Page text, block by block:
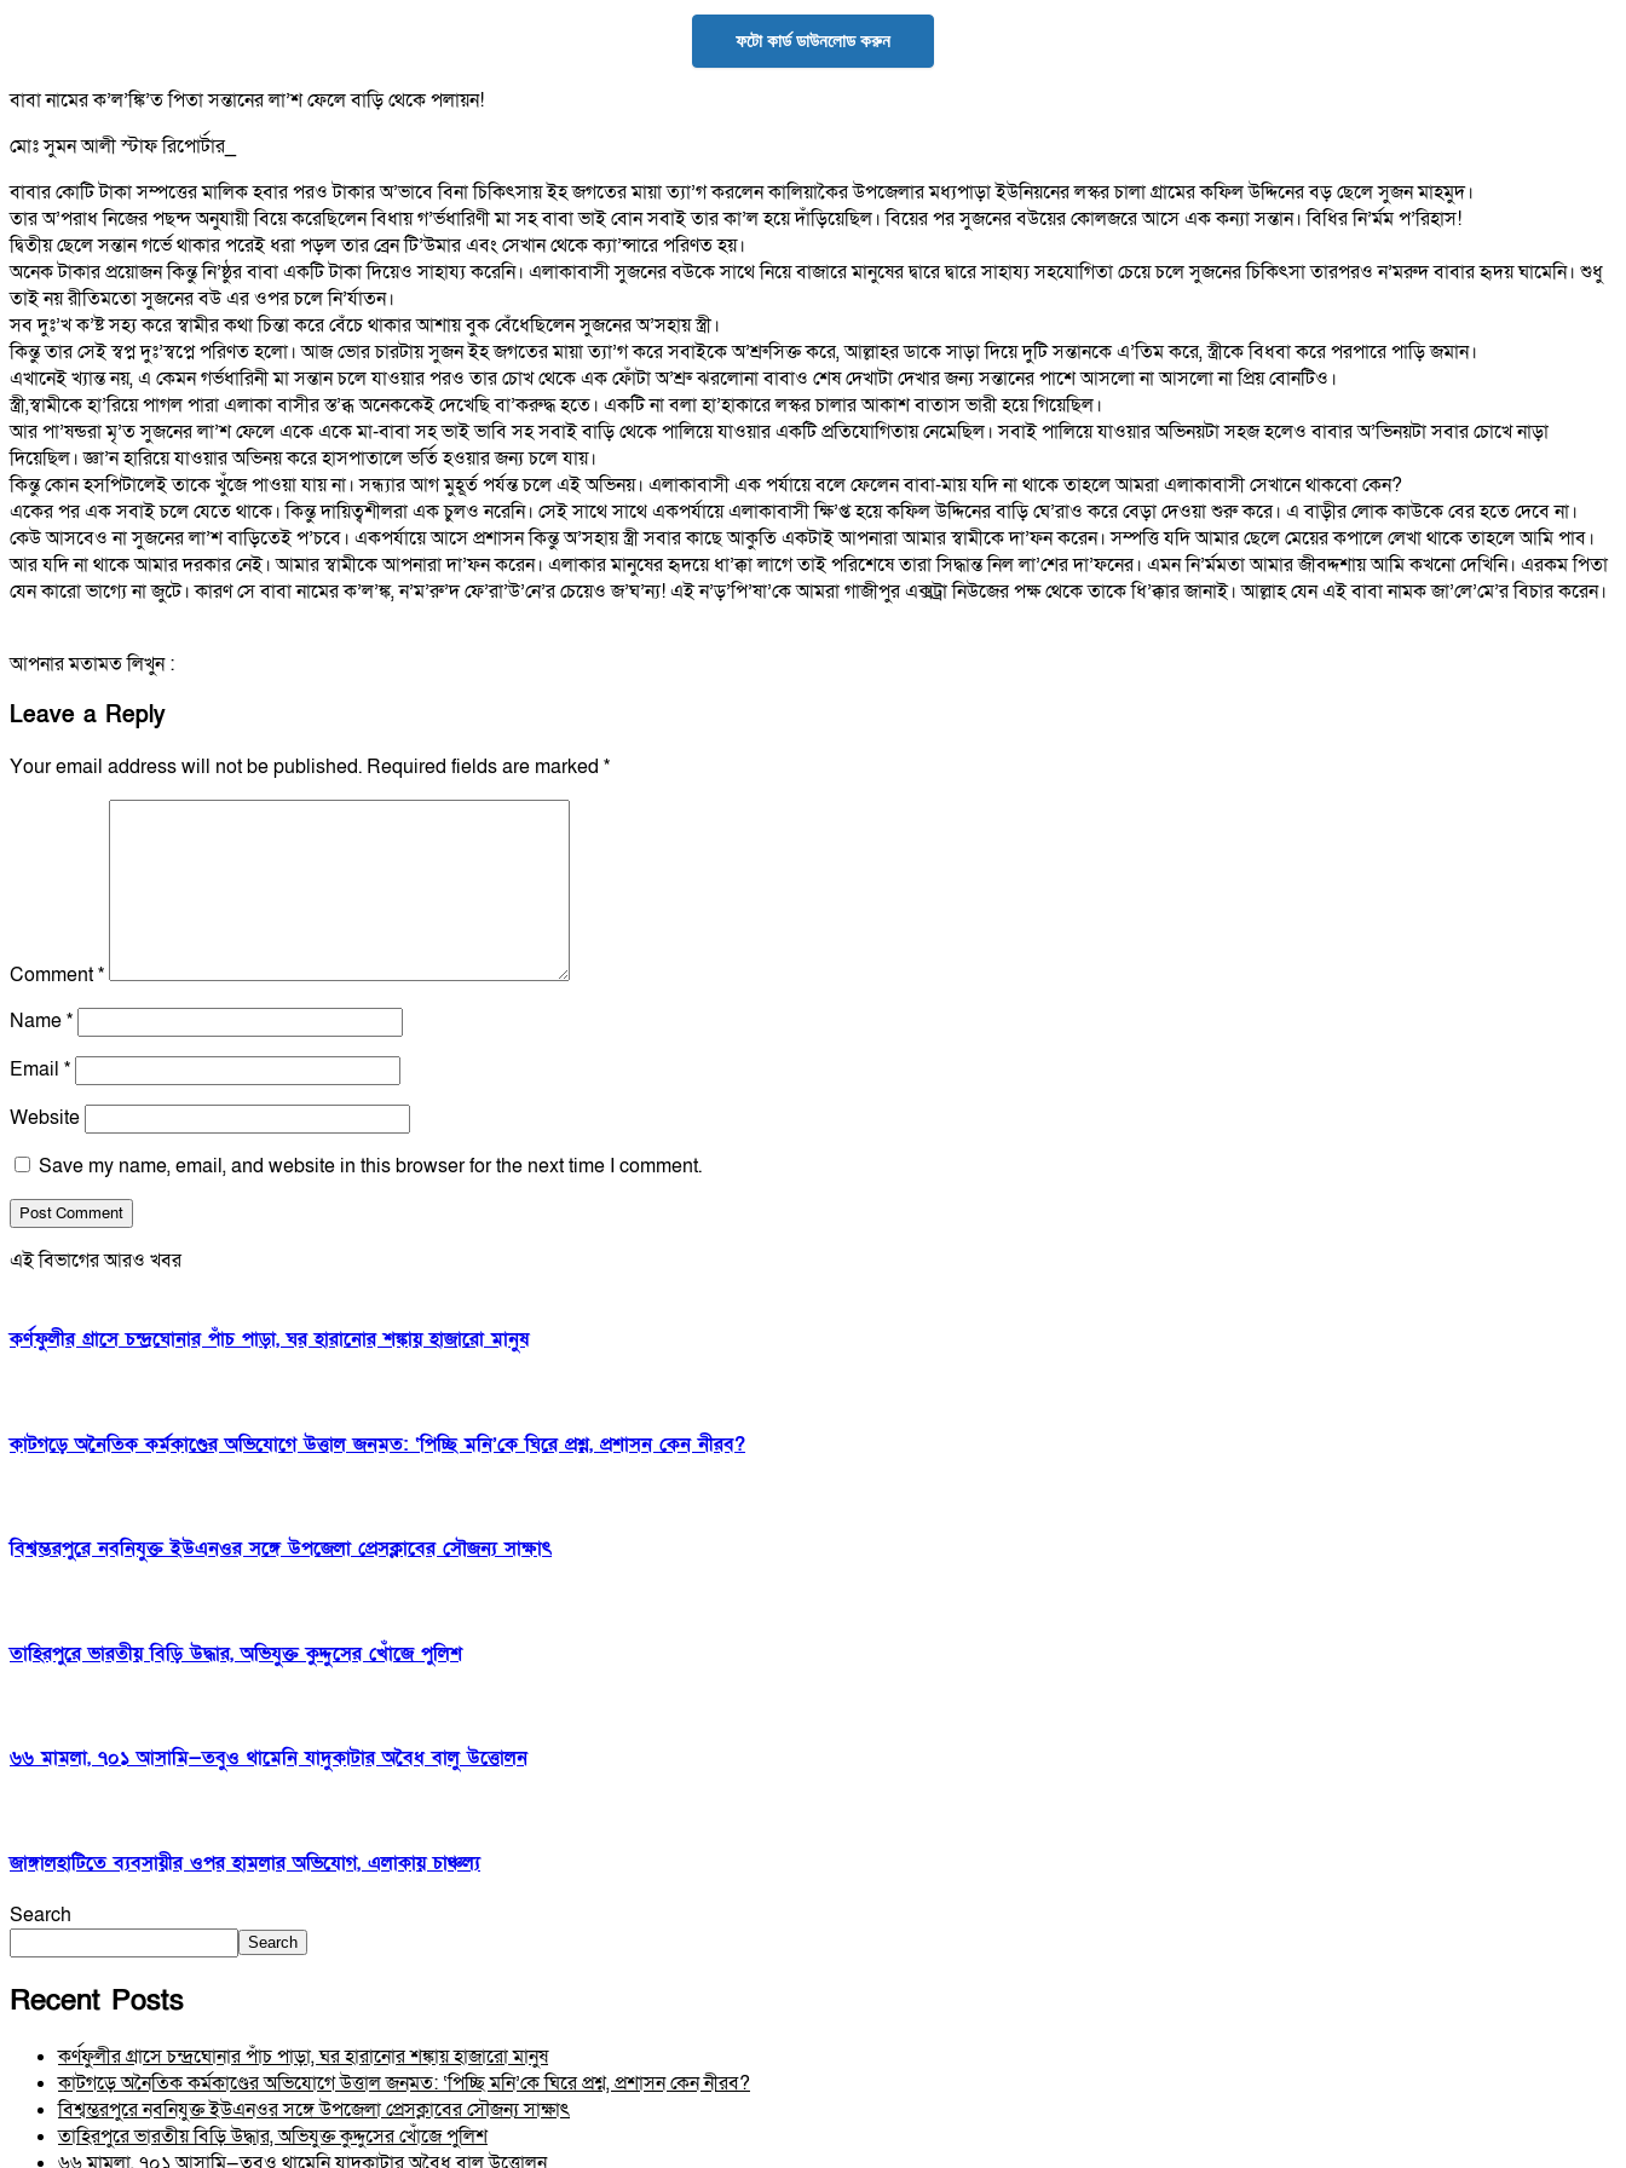
ফটো কার্ড ডাউনলোড করুন
বাবা নামের ক’ল’ঙ্কি’ত পিতা সন্তানের লা’শ ফেলে বাড়ি থেকে পলায়ন!
মোঃ সুমন আলী স্টাফ রিপোর্টার_
বাবার কোটি টাকা সম্পত্তের মালিক হবার পরও টাকার অ’ভাবে বিনা চিকিৎসায় ইহ জগতের মায়া ত্যা’গ করলেন কালিয়াকৈর উপজেলার মধ্যপাড়া ইউনিয়নের লস্কর চালা গ্রামের কফিল উদ্দিনের বড় ছেলে সুজন মাহমুদ।
তার অ’পরাধ নিজের পছন্দ অনুযায়ী বিয়ে করেছিলেন বিধায় গ’র্ভধারিণী মা সহ বাবা ভাই বোন সবাই তার কা’ল হয়ে দাঁড়িয়েছিল। বিয়ের পর সুজনের বউয়ের কোলজরে আসে এক কন্যা সন্তান। বিধির নি’র্মম প’রিহাস!
দ্বিতীয় ছেলে সন্তান গর্ভে থাকার পরেই ধরা পড়ল তার ব্রেন টি’উমার এবং সেখান থেকে ক্যা’ন্সারে পরিণত হয়।
অনেক টাকার প্রয়োজন কিন্তু নি’ষ্ঠুর বাবা একটি টাকা দিয়েও সাহায্য করেনি। এলাকাবাসী সুজনের বউকে সাথে নিয়ে বাজারে মানুষের দ্বারে দ্বারে সাহায্য সহযোগিতা চেয়ে চলে সুজনের চিকিৎসা তারপরও ন’মরুদ বাবার হৃদয় ঘামেনি। শুধু
তাই নয় রীতিমতো সুজনের বউ এর ওপর চলে নি’র্যাতন।
সব দুঃ’খ ক’ষ্ট সহ্য করে স্বামীর কথা চিন্তা করে বেঁচে থাকার আশায় বুক বেঁধেছিলেন সুজনের অ’সহায় স্ত্রী।
কিন্তু তার সেই স্বপ্ন দুঃ’স্বপ্নে পরিণত হলো। আজ ভোর চারটায় সুজন ইহ জগতের মায়া ত্যা’গ করে সবাইকে অ’শ্রুসিক্ত করে, আল্লাহর ডাকে সাড়া দিয়ে দুটি সন্তানকে এ’তিম করে, স্ত্রীকে বিধবা করে পরপারে পাড়ি জমান।
এখানেই খ্যান্ত নয়, এ কেমন গর্ভধারিনী মা সন্তান চলে যাওয়ার পরও তার চোখ থেকে এক ফোঁটা অ’শ্রু ঝরলোনা বাবাও শেষ দেখাটা দেখার জন্য সন্তানের পাশে আসলো না আসলো না প্রিয় বোনটিও।
স্ত্রী,স্বামীকে হা’রিয়ে পাগল পারা এলাকা বাসীর স্ত’ব্ধ অনেককেই দেখেছি বা’করুদ্ধ হতে। একটি না বলা হা’হাকারে লস্কর চালার আকাশ বাতাস ভারী হয়ে গিয়েছিল।
আর পা’ষন্ডরা মৃ’ত সুজনের লা’শ ফেলে একে একে মা-বাবা সহ ভাই ভাবি সহ সবাই বাড়ি থেকে পালিয়ে যাওয়ার একটি প্রতিযোগিতায় নেমেছিল। সবাই পালিয়ে যাওয়ার অভিনয়টা সহজ হলেও বাবার অ’ভিনয়টা সবার চোখে নাড়া
দিয়েছিল। জ্ঞা’ন হারিয়ে যাওয়ার অভিনয় করে হাসপাতালে ভর্তি হওয়ার জন্য চলে যায়।
কিন্তু কোন হসপিটালেই তাকে খুঁজে পাওয়া যায় না। সন্ধ্যার আগ মুহূর্ত পর্যন্ত চলে এই অভিনয়। এলাকাবাসী এক পর্যায়ে বলে ফেলেন বাবা-মায় যদি না থাকে তাহলে আমরা এলাকাবাসী সেখানে থাকবো কেন?
একের পর এক সবাই চলে যেতে থাকে। কিন্তু দায়িত্বশীলরা এক চুলও নরেনি। সেই সাথে সাথে একপর্যায়ে এলাকাবাসী ক্ষি’প্ত হয়ে কফিল উদ্দিনের বাড়ি ঘে’রাও করে বেড়া দেওয়া শুরু করে। এ বাড়ীর লোক কাউকে বের হতে দেবে না।
কেউ আসবেও না সুজনের লা’শ বাড়িতেই প’চবে। একপর্যায়ে আসে প্রশাসন কিন্তু অ’সহায় স্ত্রী সবার কাছে আকুতি একটাই আপনারা আমার স্বামীকে দা’ফন করেন। সম্পত্তি যদি আমার ছেলে মেয়ের কপালে লেখা থাকে তাহলে আমি পাব।
আর যদি না থাকে আমার দরকার নেই। আমার স্বামীকে আপনারা দা’ফন করেন। এলাকার মানুষের হৃদয়ে ধা’ক্কা লাগে তাই পরিশেষে তারা সিদ্ধান্ত নিল লা’শের দা’ফনের। এমন নি’র্মমতা আমার জীবদ্দশায় আমি কখনো দেখিনি। এরকম পিতা
যেন কারো ভাগ্যে না জুটে। কারণ সে বাবা নামের ক’ল’ঙ্ক, ন’ম’রু’দ ফে’রা’উ’নে’র চেয়েও জ’ঘ’ন্য! এই ন’ড়’পি’ষা’কে আমরা গাজীপুর এক্সট্রা নিউজের পক্ষ থেকে তাকে ধি’ক্কার জানাই। আল্লাহ যেন এই বাবা নামক জা’লে’মে’র বিচার করেন।
আপনার মতামত লিখুন :
Leave a Reply
Your email address will not be published. Required fields are marked *
Comment*
Name*
Email *
Website
Save my name, email, and website in this browser for the next time I comment.
এই বিভাগের আরও খবর
কর্ণফুলীর গ্রাসে চন্দ্রঘোনার পাঁচ পাড়া, ঘর হারানোর শঙ্কায় হাজারো মানুষ
কাটগড়ে অনৈতিক কর্মকাণ্ডের অভিযোগে উত্তাল জনমত: ‘পিচ্ছি মনি’কে ঘিরে প্রশ্ন, প্রশাসন কেন নীরব?
বিশ্বম্ভরপুরে নবনিযুক্ত ইউএনওর সঙ্গে উপজেলা প্রেসক্লাবের সৌজন্য সাক্ষাৎ
তাহিরপুরে ভারতীয় বিড়ি উদ্ধার, অভিযুক্ত কুদ্দুসের খোঁজে পুলিশ
৬৬ মামলা, ৭০১ আসামি—তবুও থামেনি যাদুকাটার অবৈধ বালু উত্তোলন
জাঙ্গালহাটিতে ব্যবসায়ীর ওপর হামলার অভিযোগ, এলাকায় চাঞ্চল্য
Search
Search
Recent Posts
কর্ণফুলীর গ্রাসে চন্দ্রঘোনার পাঁচ পাড়া, ঘর হারানোর শঙ্কায় হাজারো মানুষ
কাটগড়ে অনৈতিক কর্মকাণ্ডের অভিযোগে উত্তাল জনমত: ‘পিচ্ছি মনি’কে ঘিরে প্রশ্ন, প্রশাসন কেন নীরব?
বিশ্বম্ভরপুরে নবনিযুক্ত ইউএনওর সঙ্গে উপজেলা প্রেসক্লাবের সৌজন্য সাক্ষাৎ
তাহিরপুরে ভারতীয় বিড়ি উদ্ধার, অভিযুক্ত কুদ্দুসের খোঁজে পুলিশ